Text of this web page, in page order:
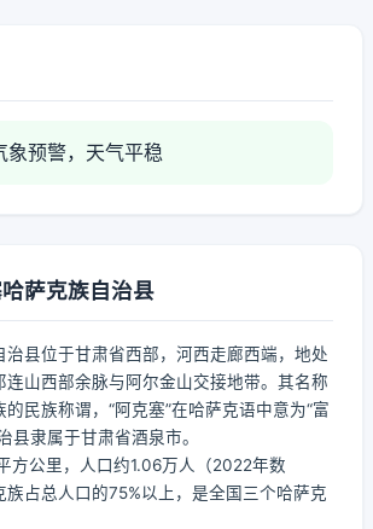
象预警，天气平稳
萨克族自治县
治县位于甘肃省西部，河西走廊西端，地处
连山西部余脉与阿尔金山交接地带。其名称
民族称谓，“阿克塞”在哈萨克语中意为“富
县隶属于甘肃省酒泉市。
方公里，人口约1.06万人（2022年数
族占总人口的75%以上，是全国三个哈萨克